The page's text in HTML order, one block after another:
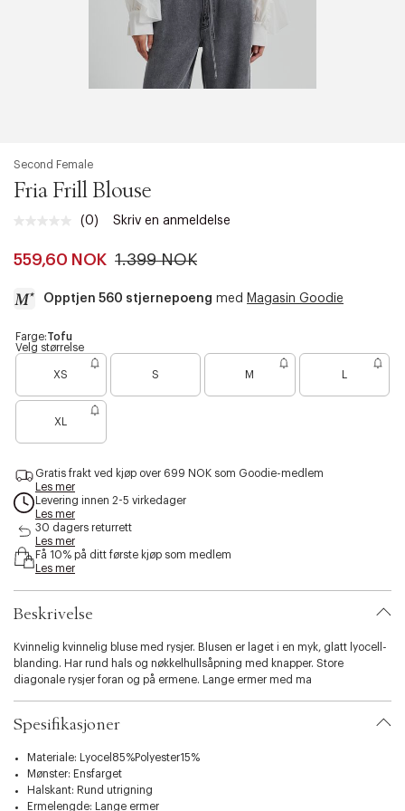
Second Female
Fria Frill Blouse
Ingen
Samme
(0) Skriv en anmeldelse
559,60 NOK 1.399 NOK
Opptjen 560 stjernepoeng med Magasin Goodie
a
c
s
i
l
i
y
.
v
i
t
i
o
s
l
e
c
Farge:Tofu
Velg størrelse
XS S
r
n
j
n
M
XL
Gratis frakt ved kjøp over 699 NOK som Goodie-medlem
Les mer
Levering innen 2-5 virkedager
Les mer
30 dagers returrett
Les mer
Få 10% på ditt første kjøp som medlem
Les mer
Beskrivelse
Kvinnelig kvinnelig bluse med rysjer. Blusen er laget i en myk, glatt lyocell-
blanding. Har rund hals og nøkkelhullsåpning med knapper. Store
diagonale rysjer foran og på ermene. Lange ermer med ma
Spesifikasjoner
Materiale: Lyocel85%Polyester15%
Mønster: Ensfarget
Halskant: Rund utrigning
Ermelengde: Lange ermer